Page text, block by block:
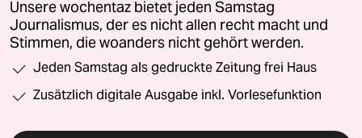
Unsere wochentaz bietet jeden Samstag
Journalismus, der es nicht allen recht macht und
Stimmen, die woanders nicht gehört werden.
Jeden Samstag als gedruckte Zeitung frei Haus
Zusätzlich digitale Ausgabe inkl. Vorlesefunktion